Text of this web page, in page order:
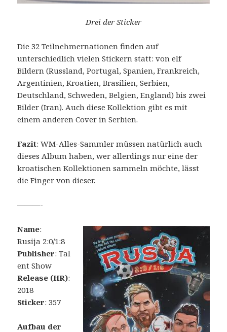
Drei der Sticker
Die 32 Teilnehmernationen finden auf
unterschiedlich vielen Stickern statt: von elf
Bildern (Russland, Portugal, Spanien, Frankreich,
Argentinien, Kroatien, Brasilien, Serbien,
Deutschland, Schweden, Belgien, England) bis zwei
Bilder (Iran). Auch diese Kollektion gibt es mit
einem anderen Cover in Serbien.
Fazit: WM-Alles-Sammler müssen natürlich auch
dieses Album haben, wer allerdings nur eine der
kroatischen Kollektionen sammeln möchte, lässt
die Finger von dieser.
———-
Name:
Rusija 2:0/1:8
Publisher: Tal
ent Show
Release (HR):
2018
Sticker: 357
Aufbau der